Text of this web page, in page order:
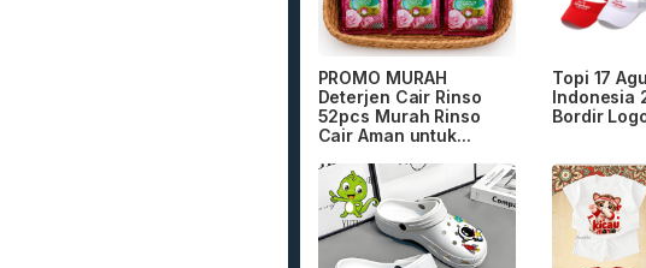
PROMO MURAH
Deterjen Cair Rinso
52pcs Murah Rinso
Cair Aman untuk...
Topi 17
Indonesia
Bordir